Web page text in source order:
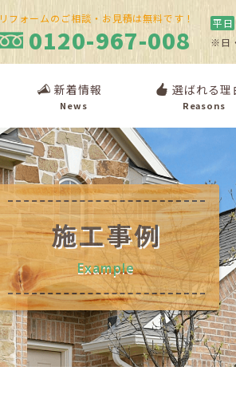
リフォームのご相談・お見積は無料です！
0120-967-008
平日
※日
新着情報
News
選ばれる理
Reasons
施工事例
Example